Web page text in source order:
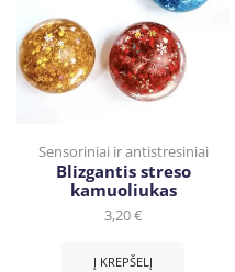
Sensoriniai ir antistresiniai
Blizgantis streso
kamuoliukas
3,20€
Į KREPŠELĮ